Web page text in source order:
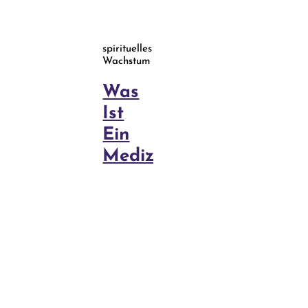
spirituelles
Wachstum
Was
Ist
Ein
Medizinrad?